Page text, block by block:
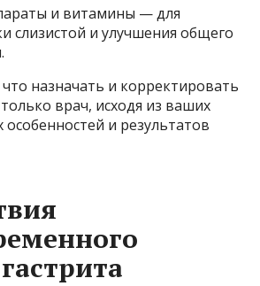
и витамины — для
слизистой и улучшения общего
назначать и корректировать
врач, исходя из ваших
и результатов